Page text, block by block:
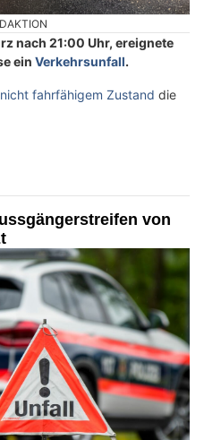
nach 21:00 Uhr, ereignete
ein Verkehrsunfall.
fahrfähigem Zustand die
von